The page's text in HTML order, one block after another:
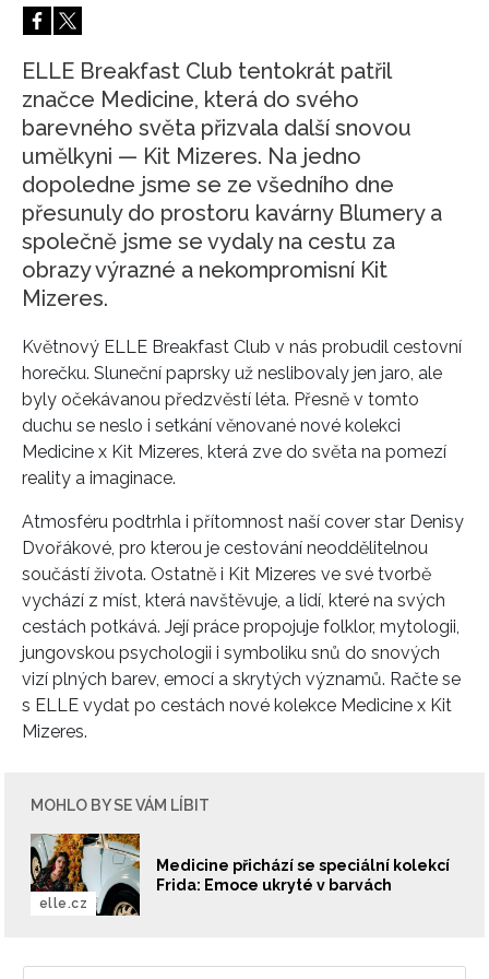
HOME
ELLE Breakfast Club tentokrát patřil
značce Medicine, která do svého
barevného světa přizvala další snovou
umělkyni — Kit Mizeres. Na jedno
dopoledne jsme se ze všedního dne
přesunuly do prostoru kavárny Blumery a
společně jsme se vydaly na cestu za
obrazy výrazné a nekompromisní Kit
Mizeres.
Květnový ELLE Breakfast Club v nás probudil cestovní
horečku. Sluneční paprsky už neslibovaly jen jaro, ale
byly očekávanou předzvěstí léta. Přesně v tomto
duchu se neslo i setkání věnované nové kolekci
Medicine x Kit Mizeres, která zve do světa na pomezí
reality a imaginace.
Atmosféru podtrhla i přítomnost naší cover star Denisy
Dvořákové, pro kterou je cestování neoddělitelnou
součástí života. Ostatně i Kit Mizeres ve své tvorbě
vychází z míst, která navštěvuje, a lidí, které na svých
cestách potkává. Její práce propojuje folklor, mytologii,
jungovskou psychologii i symboliku snů do snových
vizí plných barev, emocí a skrytých významů. Račte se
s ELLE vydat po cestách nové kolekce Medicine x Kit
Mizeres.
MOHLO BY SE VÁM LÍBIT
Medicine přichází se speciální kolekcí
Frida: Emoce ukryté v barvách
elle.cz